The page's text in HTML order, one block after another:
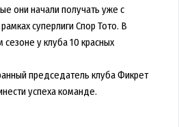
они начали получать уже с
суперлиги Спор Тото. В
у клуба 10 красных
председатель клуба Фикрет
успеха команде.